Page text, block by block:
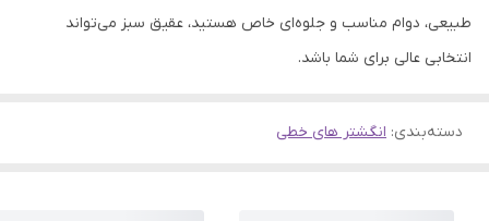
طبیعی، دوام مناسب و جلوه‌ای خاص هستید، عقیق سبز می‌تواند
انتخابی عالی برای شما باشد.
دسته‌بندی: انگشتر های خطی